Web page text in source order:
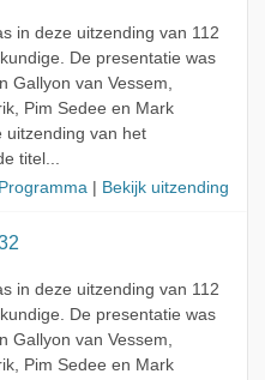
in deze uitzending van 112
De presentatie was
Gallyon van Vessem,
Pim Sedee en Mark
uitzending van het
titel...
Programma
Bekijk uitzending
in deze uitzending van 112
De presentatie was
Gallyon van Vessem,
Pim Sedee en Mark